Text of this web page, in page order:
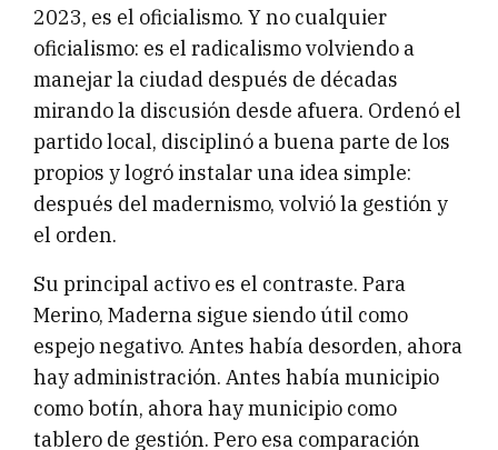
2023, es el oficialismo. Y no cualquier
oficialismo: es el radicalismo volviendo a
manejar la ciudad después de décadas
mirando la discusión desde afuera. Ordenó el
partido local, disciplinó a buena parte de los
propios y logró instalar una idea simple:
después del madernismo, volvió la gestión y
el orden.
Su principal activo es el contraste. Para
Merino, Maderna sigue siendo útil como
espejo negativo. Antes había desorden, ahora
hay administración. Antes había municipio
como botín, ahora hay municipio como
tablero de gestión. Pero esa comparación